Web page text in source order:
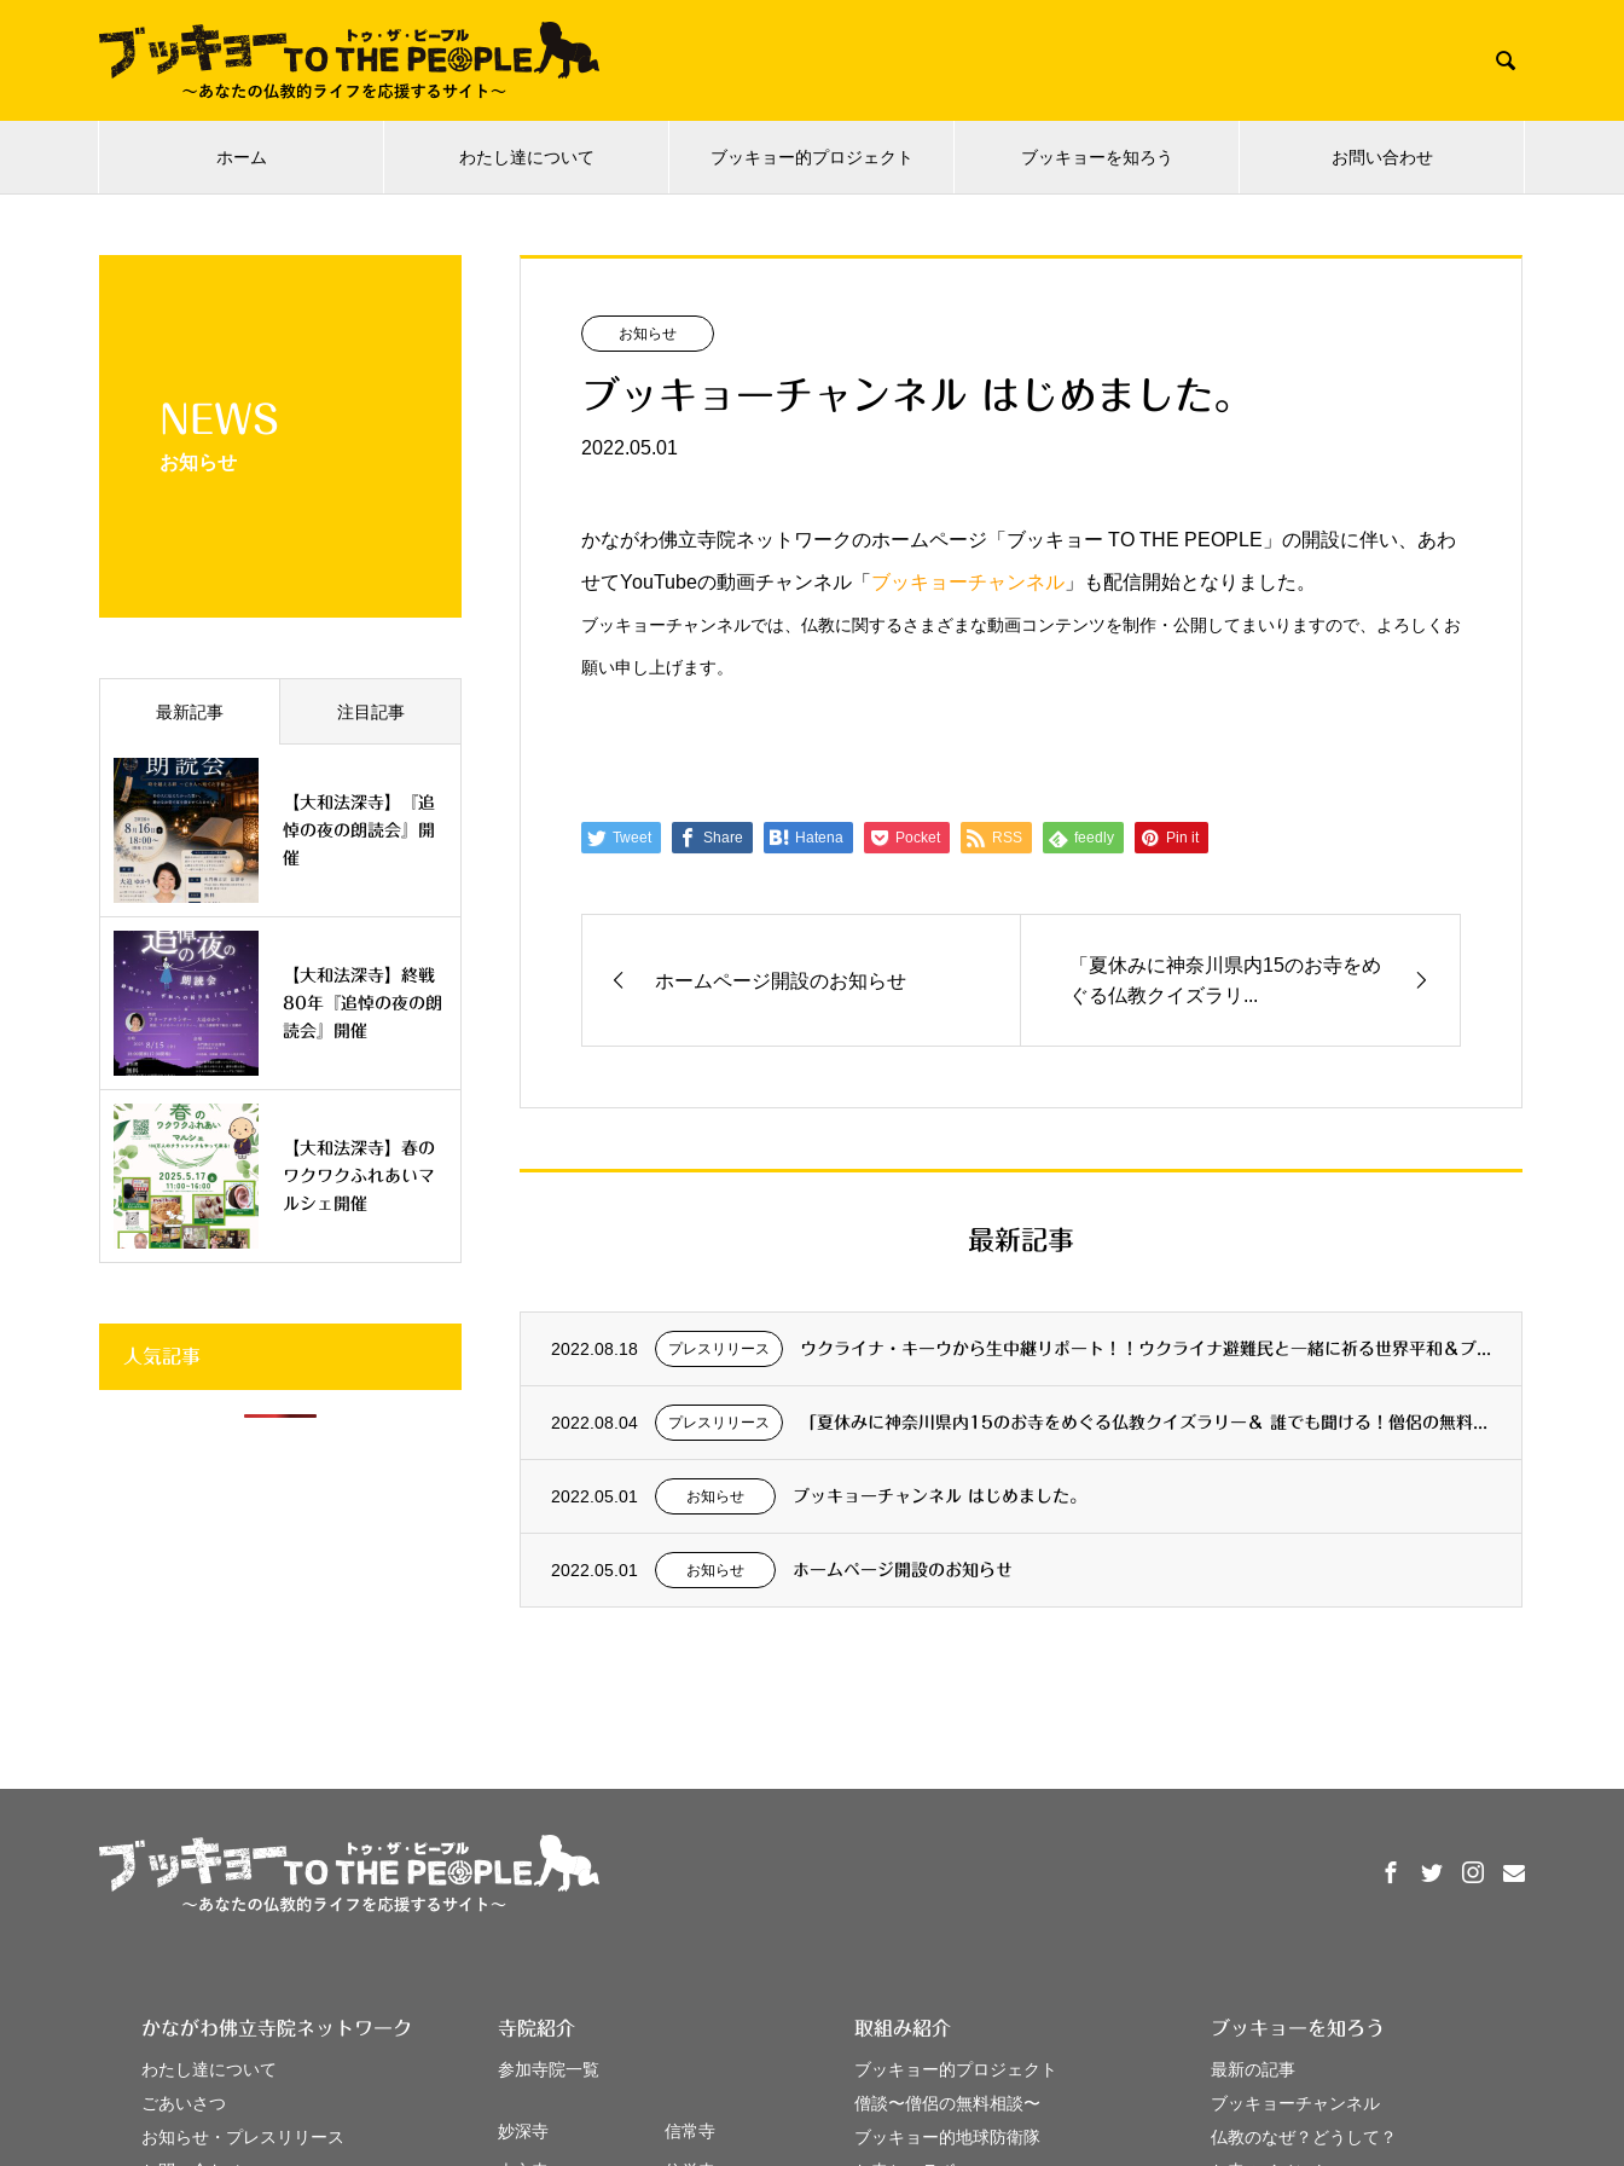

ホーム わたし達について ブッキョー的プロジェクト ブッキョーを知ろう お問い合わせ
NEWS
お知らせ
お知らせ
ブッキョーチャンネル はじめました。
2022.05.01
かながわ佛立寺院ネットワークのホームページ「ブッキョー TO THE PEOPLE」の開設に伴い、あわ
せてYouTubeの動画チャンネル「 ブッキョーチャンネル 」も配信開始となりました。
ブッキョーチャンネルでは、仏教に関するさまざまな動画コンテンツを制作・公開してまいりますので、よろしくお
願い申し上げます。
Tweet Share Hatena Pocket RSS feedly Pin it
ホームページ開設のお知らせ
「夏休みに神奈川県内15のお寺をめ
ぐる仏教クイズラリ...
最新記事
2022.08.18 プレスリリース ウクライナ・キーウから生中継リポート！！ウクライナ避難民と一緒に祈る世界平和＆ブッキョ...
2022.08.04 プレスリリース 「夏休みに神奈川県内15のお寺をめぐる仏教クイズラリー＆ 誰でも聞ける！僧侶の無料相談...
2022.05.01 お知らせ ブッキョーチャンネル はじめました。
2022.05.01 お知らせ ホームページ開設のお知らせ
最新記事 注目記事
【大和法深寺】『追
悼の夜の朗読会』開
催
【大和法深寺】終戦
80年『追悼の夜の朗
読会』開催
【大和法深寺】春の
ワクワクふれあいマ
ルシェ開催
人気記事
かながわ佛立寺院ネットワーク
わたし達について
ごあいさつ
お知らせ・プレスリリース
寺院紹介
参加寺院一覧
妙深寺 信常寺
取組み紹介
ブッキョー的プロジェクト
僧談〜僧侶の無料相談〜
ブッキョー的地球防衛隊
ブッキョーを知ろう
最新の記事
ブッキョーチャンネル
仏教のなぜ？どうして？